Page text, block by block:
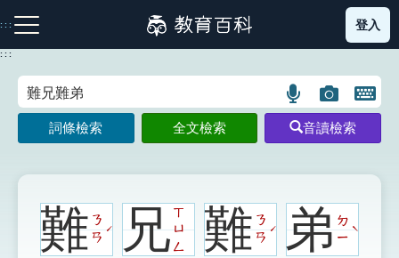
到
主
:::
注音索引圖示 筆畫索引圖示 部首索引表圖示
登入
:::
語
言
搜
示
圖
片
搜
示
開
鍵
圖
詞條檢索 全文檢索 音讀檢索
難 ㄋ
ㄢ
ˊ 兄ㄒ
ㄩ
ㄥ
難 ㄋ
ㄢ
ˊ 弟ㄉ
ㄧ
ˋ